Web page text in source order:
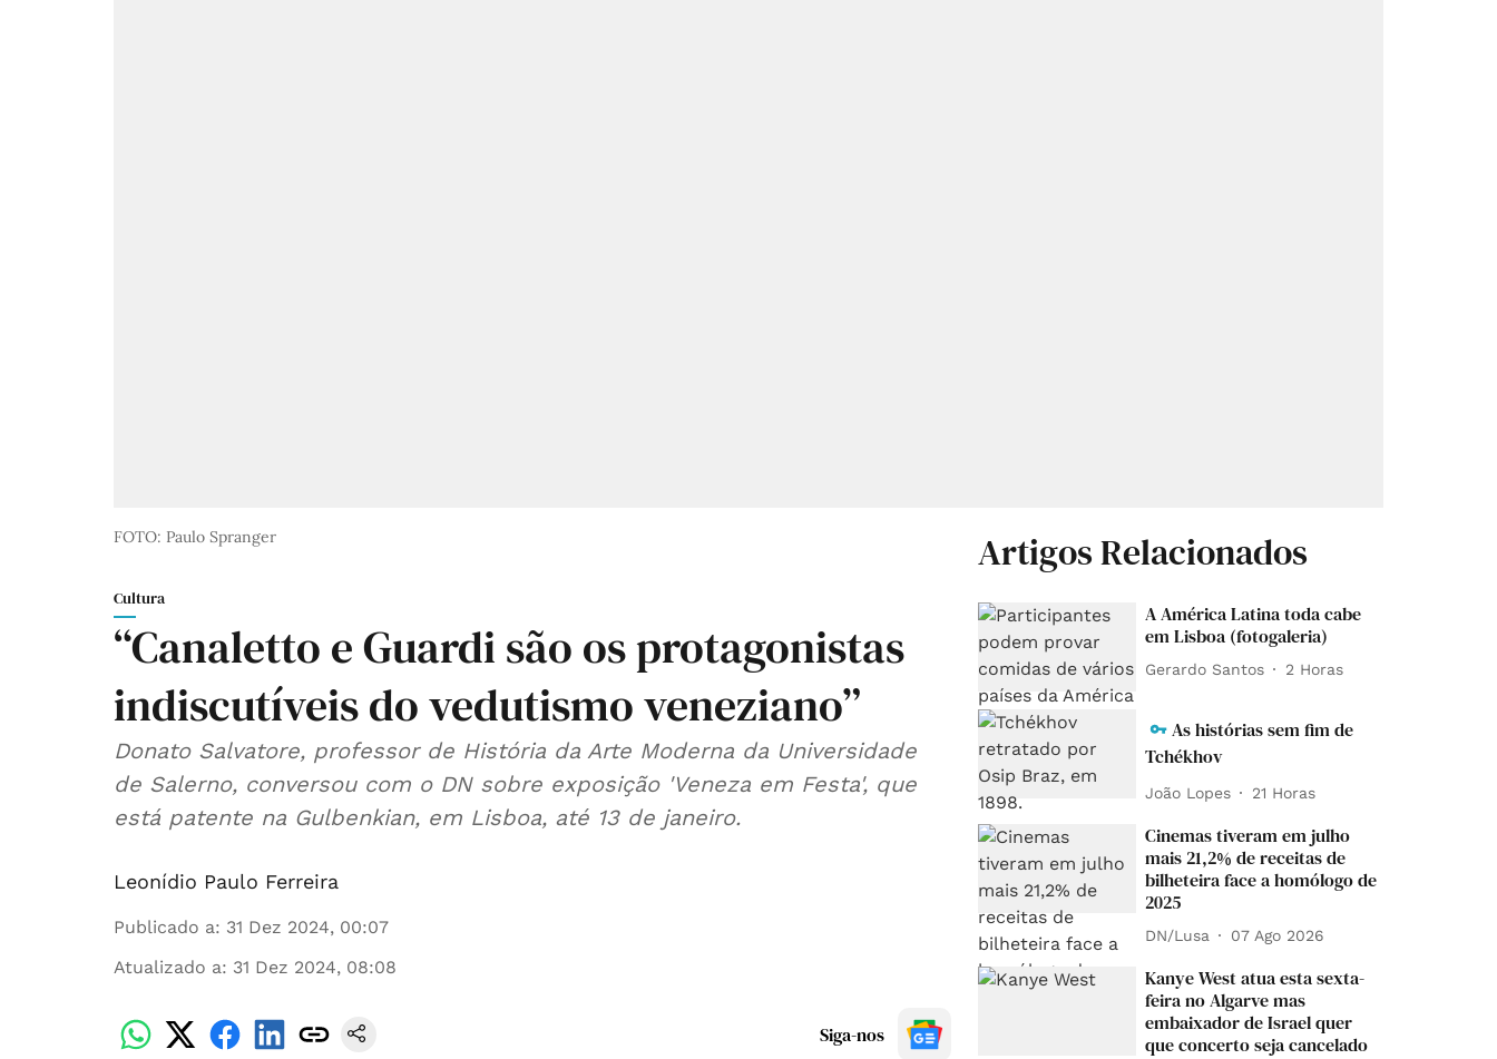
FOTO: Paulo Spranger
Cultura
“Canaletto e Guardi são os protagonistas
indiscutíveis do vedutismo veneziano”
Donato Salvatore, professor de História da Arte Moderna da Universidade
de Salerno, conversou com o DN sobre exposição 'Veneza em Festa', que
está patente na Gulbenkian, em Lisboa, até 13 de janeiro.
Leonídio Paulo Ferreira
Publicado a: 31 Dez 2024, 00:07
Atualizado a: 31 Dez 2024, 08:08
Siga-nos
Artigos Relacionados
A América Latina toda cabe
em Lisboa (fotogaleria)
Gerardo Santos 2 Horas
As histórias sem fim de
Tchékhov
João Lopes 21 Horas
Cinemas tiveram em julho
mais 21,2% de receitas de
bilheteira face a homólogo de
2025
DN/Lusa 07 Ago 2026
Kanye West atua esta sexta-
feira no Algarve mas
embaixador de Israel quer
que concerto seja cancelado